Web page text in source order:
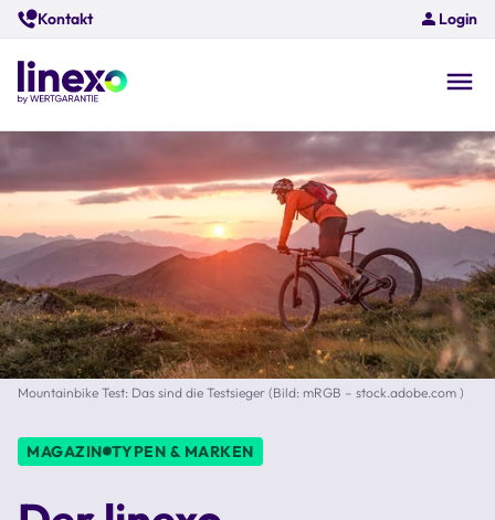
Skip
to
main
content
Kontakt Login
Mountainbike Test: Das sind die Testsieger (Bild: mRGB – stock.adobe.com )
MAGAZIN TYPEN & MARKEN